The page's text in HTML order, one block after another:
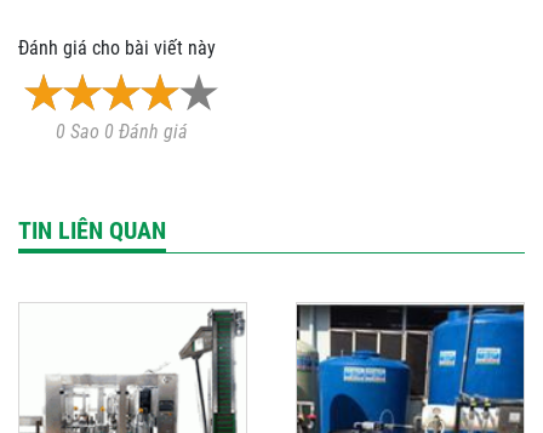
Đánh giá cho bài viết này
0 Sao 0 Đánh giá
TIN LIÊN QUAN